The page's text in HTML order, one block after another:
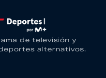
de televisión y
alternativos.